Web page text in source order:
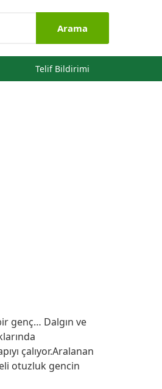
Arama
Telif Bildirimi
genç… Dalgın ve
çalıyor.Aralanan
otuzluk gencin